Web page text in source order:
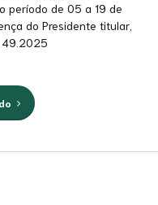
período de 05 a 19 de
do Presidente titular,
49.2025